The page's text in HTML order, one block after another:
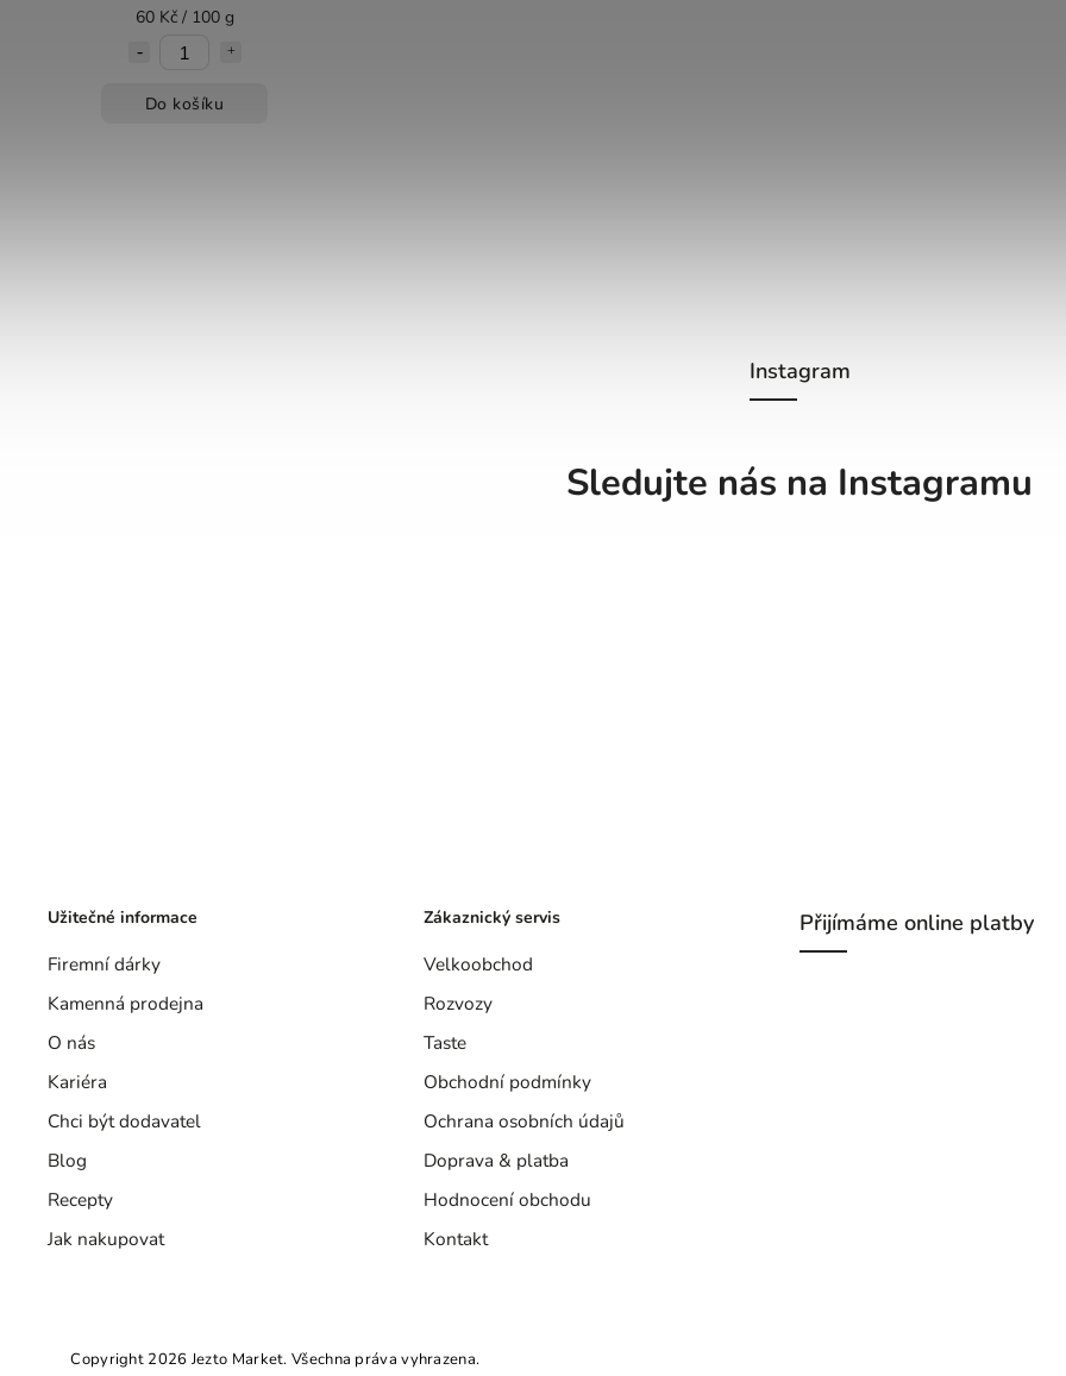
60 Kč / 100 g
Do košíku
Instagram
Sledujte nás na Instagramu
Užitečné informace
Firemní dárky
Kamenná prodejna
O nás
Kariéra
Chci být dodavatel
Blog
Recepty
Jak nakupovat
Zákaznický servis
Velkoobchod
Rozvozy
Taste
Obchodní podmínky
Ochrana osobních údajů
Doprava & platba
Hodnocení obchodu
Kontakt
Přijímáme online platby
Copyright 2026 Jezto Market. Všechna práva vyhrazena.